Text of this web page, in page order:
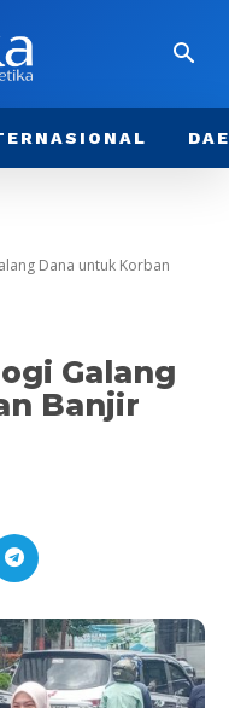
Dana untuk Korban
Galang
Banjir